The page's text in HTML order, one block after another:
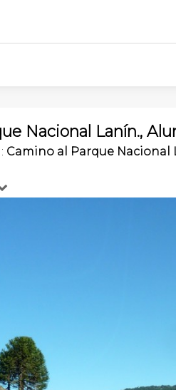
Nacional Lanín.,
Camino al Parque Nacional